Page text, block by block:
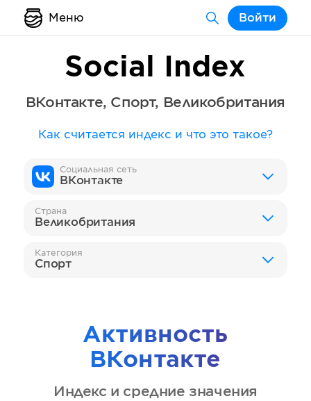
Меню Войти
Social Index
ВКонтакте, Спорт, Великобритания
Как считается индекс и что это такое?
Социальная сеть
ВКонтакте
Страна
Великобритания
Категория
Спорт
Активность
ВКонтакте
Индекс и средние значения